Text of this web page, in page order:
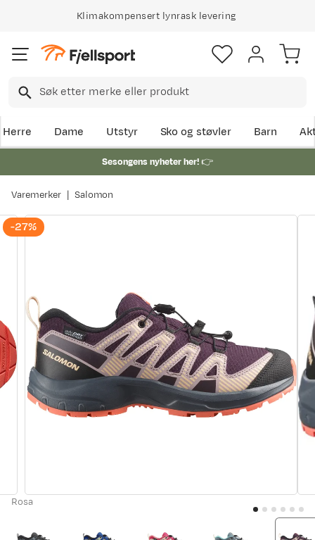
Klimakompensert lynrask levering
Herre Dame Utstyr Sko og støvler Barn
Sesongens nyheter her!👉
Varemerker Salomon
-27%
Rosa